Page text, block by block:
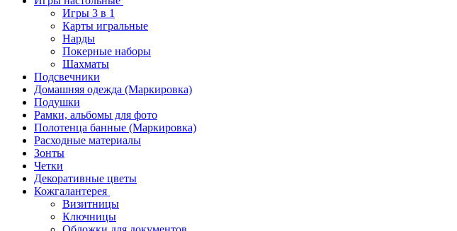
Игры 3 в 1
Карты игральные
Нарды
Покерные наборы
Шахматы
Подсвечники
Домашняя одежда (Маркировка)
Подушки
Рамки, альбомы для фото
Полотенца банные (Маркировка)
Расходные материалы
Зонты
Четки
Декоративные цветы
Кожгалантерея
Визитницы
Ключницы